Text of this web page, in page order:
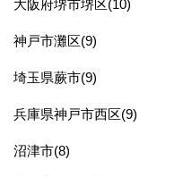
大阪府堺市堺区(10)
神戸市灘区(9)
埼玉県蕨市(9)
兵庫県神戸市西区(9)
沼津市(8)